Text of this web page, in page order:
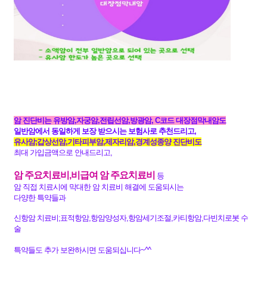
암 진단비는 유방암,자궁암,전립선암,방광암, C코드 대장점막내암도
일반암에서 동일하게 보장 받으시는 보험사로 추천드리고,
유사암;갑상선암,기타피부암,제자리암,경계성종양 진단비도
최대 가입금액으로 안내드리고,
암 주요치료비,비급여 암 주요치료비 등
암 직접 치료시에 막대한 암 치료비 해결에 도움되시는
다양한 특약들과
신항암 치료비;표적항암,항암양성자,항암세기조절,카티항암,다빈치로봇 수
술
특약들도 추가 보완하시면 도움되십니다~^^